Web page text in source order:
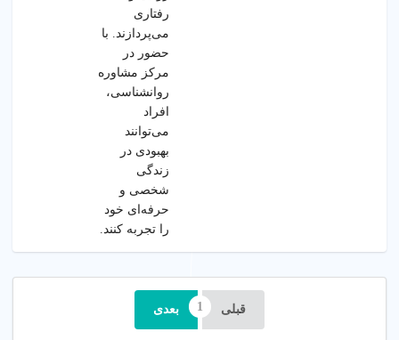
رفتاری
می‌پردازند. با
حضور در
مرکز مشاوره
روانشناسی،
افراد
می‌توانند
بهبودی در
زندگی
شخصی و
حرفه‌ای خود
را تجربه کنند.
قبلی بعدی